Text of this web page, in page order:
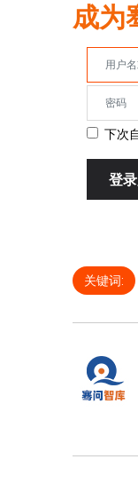
成为
下次
登
关键词: